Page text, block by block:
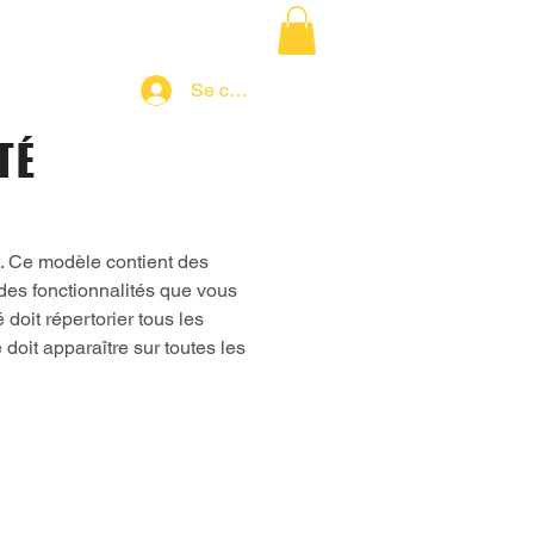
Se connecter
Ce modèle contient des
fonctionnalités que vous
doit répertorier tous les
apparaître sur toutes les